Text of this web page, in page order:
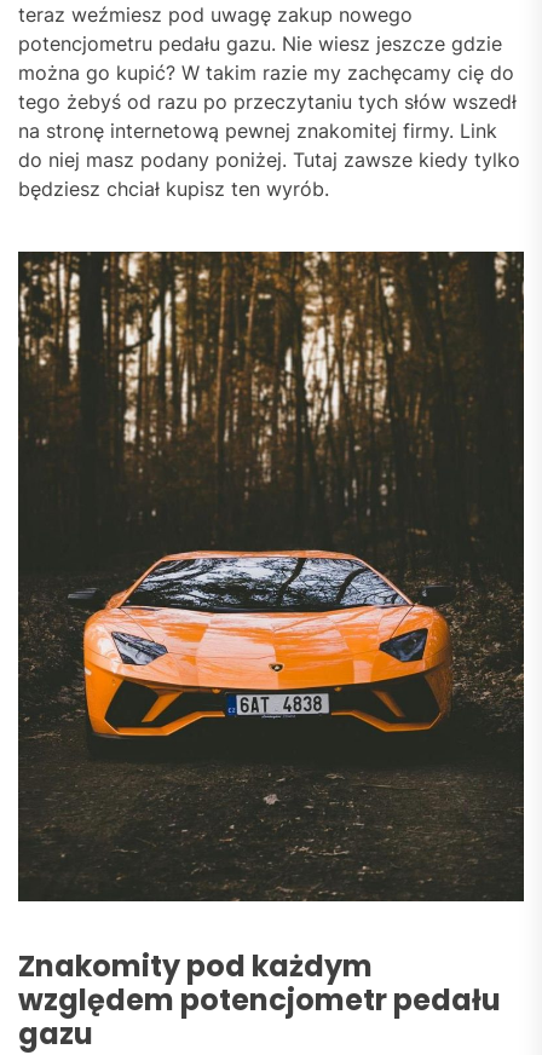
teraz weźmiesz pod uwagę zakup nowego
potencjometru pedału gazu. Nie wiesz jeszcze gdzie
można go kupić? W takim razie my zachęcamy cię do
tego żebyś od razu po przeczytaniu tych słów wszedł
na stronę internetową pewnej znakomitej firmy. Link
do niej masz podany poniżej. Tutaj zawsze kiedy tylko
będziesz chciał kupisz ten wyrób.
Znakomity pod każdym
względem potencjometr pedału
gazu